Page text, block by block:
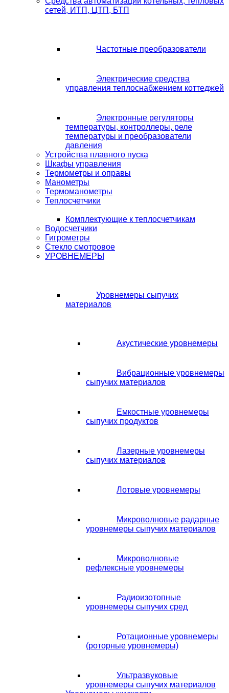
сетей, ИТП, ЦТП, БТП
Частотные преобразователи
Электрические средства
управления теплоснабжением коттеджей
Электронные регуляторы
температуры, контроллеры, реле
температуры и преобразователи
давления
Устройства плавного пуска
Шкафы управления
Термометры и оправы
Манометры
Термоманометры
Теплосчетчики
Комплектующие к теплосчетчикам
Водосчетчики
Гигрометры
Стекло смотровое
УРОВНЕМЕРЫ
Уровнемеры сыпучих
материалов
Акустические уровнемеры
Вибрационные уровнемеры
сыпучих материалов
Емкостные уровнемеры
сыпучих продуктов
Лазерные уровнемеры
сыпучих материалов
Лотовые уровнемеры
Микроволновые радарные
уровнемеры сыпучих материалов
Микроволновые
рефлексные уровнемеры
Радиоизотопные
уровнемеры сыпучих сред
Ротационные уровнемеры
(роторные уровнемеры)
Ультразвуковые
уровнемеры сыпучих материалов